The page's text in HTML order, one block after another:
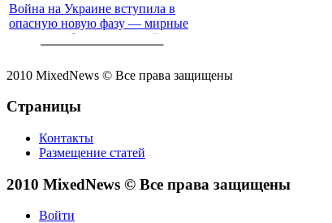
Война на Украине вступила в
опасную новую фазу — мирные
жители с обеих сторон всё чаще
2010 MixedNews © Все права защищены
Страницы
Контакты
Размещение статей
2010 MixedNews © Все права защищены
Войти